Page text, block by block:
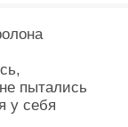
пытались
у себя